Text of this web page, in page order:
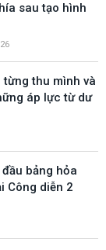
sau tạo hình
từng thu mình và
áp lực từ dư
bảng hỏa
Công diễn 2